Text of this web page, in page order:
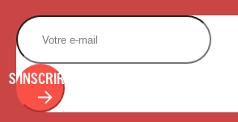
S'INSCRIRE